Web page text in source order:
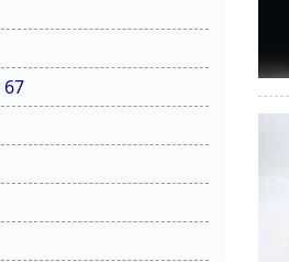
67